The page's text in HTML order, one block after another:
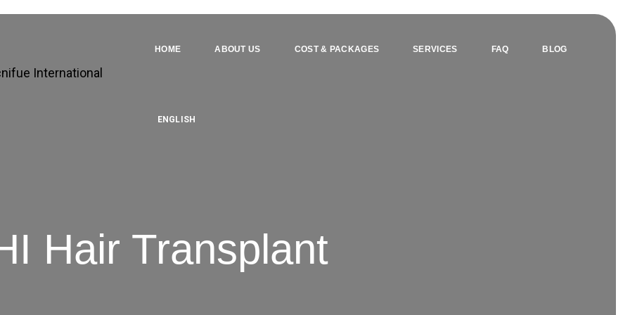
HOME ABOUT US COST & PACKAGES SERVICES FAQ BLOG
ENGLISH
Hair Transplant